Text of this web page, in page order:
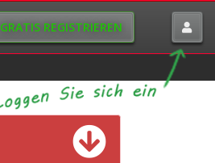
GRATIS REGISTRIEREN